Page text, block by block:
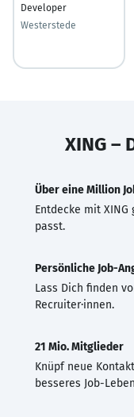
Developer
Westerstede
XING –
Über eine Million
Entdecke mit
passt.
Persönliche Job-
Lass Dich finden
Recruiter·innen.
21 Mio. Mitglieder
Knüpf neue
besseres Job-